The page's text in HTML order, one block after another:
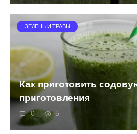
ЗЕЛЕНЬ И ТРАВЫ
Как приготовить
приготовления
0 5